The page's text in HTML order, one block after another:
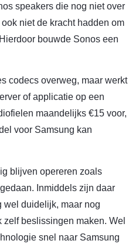
speakers die nog niet over
niet de kracht hadden om
bouwde Sonos een
codecs overweg, maar werkt
of applicatie op een
maandelijks €15 voor,
voor Samsung kan
blijven opereren zoals
Inmiddels zijn daar
wel duidelijk, maar nog
beslissingen maken. Wel
snel naar Samsung